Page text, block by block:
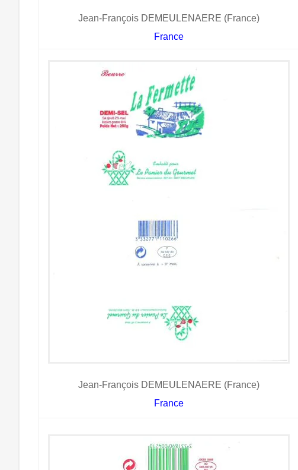
Jean-François DEMEULENAERE (France)
France
Jean-François DEMEULENAERE (France)
France